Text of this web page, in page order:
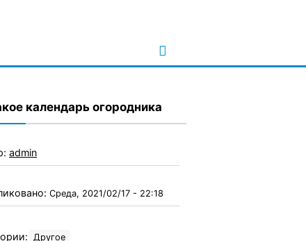
календарь огородника
admin
Среда, 2021/02/17 - 22:18
Другое